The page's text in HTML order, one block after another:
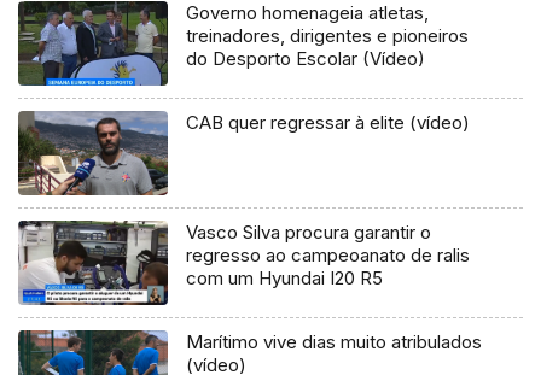
Governo homenageia atletas,
treinadores, dirigentes e pioneiros
do Desporto Escolar (Vídeo)
CAB quer regressar à elite (vídeo)
Vasco Silva procura garantir o
regresso ao campeoanato de ralis
com um Hyundai I20 R5
Marítimo vive dias muito atribulados
(vídeo)